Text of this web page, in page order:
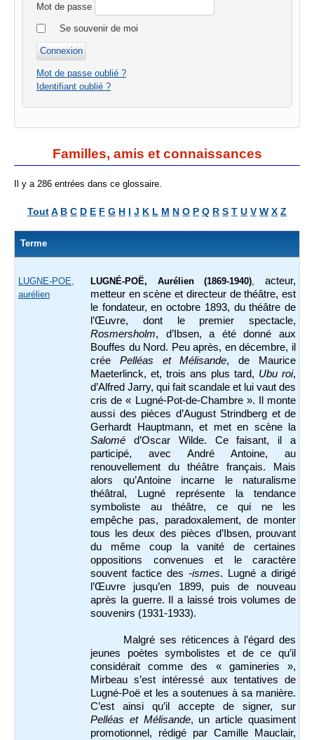
Mot de passe
Se souvenir de moi
Mot de passe oublié ?
Identifiant oublié ?
Familles, amis et connaissances
Il y a 286 entrées dans ce glossaire.
ToutA B C D E F G H I J K L M N O P Q R S T U V W X Z
Terme
LUGNE-POE,
aurélien
LUGNÉ-POË, Aurélien (1869-1940),acteur,
metteur en scène et directeur de théâtre, est
le fondateur, en octobre 1893, du théâtre de
l’Œuvre, dont le premier spectacle,
Rosmersholm, d’Ibsen, a été donné aux
Bouffes du Nord. Peu après, en décembre, il
crée Pelléas et Mélisande, de Maurice
Maeterlinck, et, trois ans plus tard, Ubu roi,
d’Alfred Jarry, qui fait scandale et lui vaut des
cris de « Lugné-Pot-de-Chambre ». Il monte
aussi des pièces d’August Strindberg et de
Gerhardt Hauptmann, et met en scène la
Salomé d’Oscar Wilde. Ce faisant, il a
participé, avec André Antoine, au
renouvellement du théâtre français. Mais
alors qu’Antoine incarne le naturalisme
théâtral, Lugné représente la tendance
symboliste au théâtre, ce qui ne les
empêche pas, paradoxalement, de monter
tous les deux des pièces d’Ibsen, prouvant
du même coup la vanité de certaines
oppositions convenues et le caractère
souvent factice des -ismes. Lugné a dirigé
l’Œuvre jusqu’en 1899, puis de nouveau
après la guerre. Il a laissé trois volumes de
souvenirs (1931-1933).
Malgré ses réticences à l’égard des
jeunes poètes symbolistes et de ce qu’il
considérait comme des « gamineries »,
Mirbeau s’est intéressé aux tentatives de
Lugné-Poë et les a soutenues à sa manière.
C’est ainsi qu’il accepte de signer, sur
Pelléas et Mélisande, un article quasiment
promotionnel, rédigé par Camille Mauclair,